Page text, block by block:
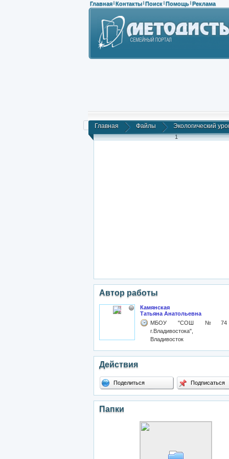
Главная | Контакты | Поиск | Помощь | Реклама
Главная Файлы Экологический
1
Автор работы
Камянская
Татьяна Анатольевна
МБОУ "СОШ №74
г.Владивостока",
Владивосток
Действия
Поделиться Подписаться
Папки